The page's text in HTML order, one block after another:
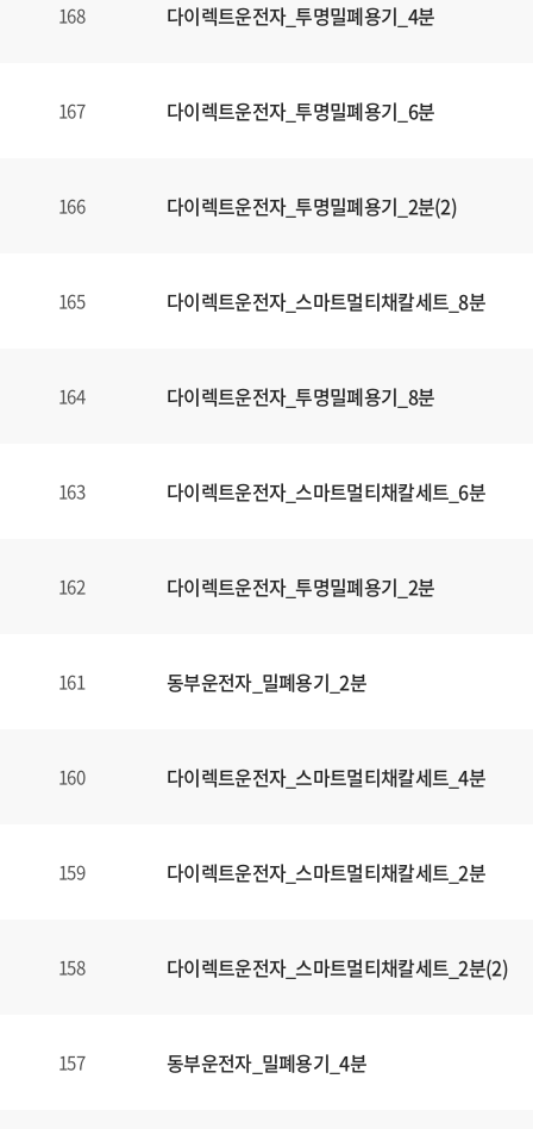
168 다이렉트운전자_투명밀폐용기_4분
167 다이렉트운전자_투명밀폐용기_6분
166 다이렉트운전자_투명밀폐용기_2분(2)
165 다이렉트운전자_스마트멀티채칼세트_8분
164 다이렉트운전자_투명밀폐용기_8분
163 다이렉트운전자_스마트멀티채칼세트_6분
162 다이렉트운전자_투명밀폐용기_2분
161 동부운전자_밀폐용기_2분
160 다이렉트운전자_스마트멀티채칼세트_4분
159 다이렉트운전자_스마트멀티채칼세트_2분
158 다이렉트운전자_스마트멀티채칼세트_2분(2)
157 동부운전자_밀폐용기_4분